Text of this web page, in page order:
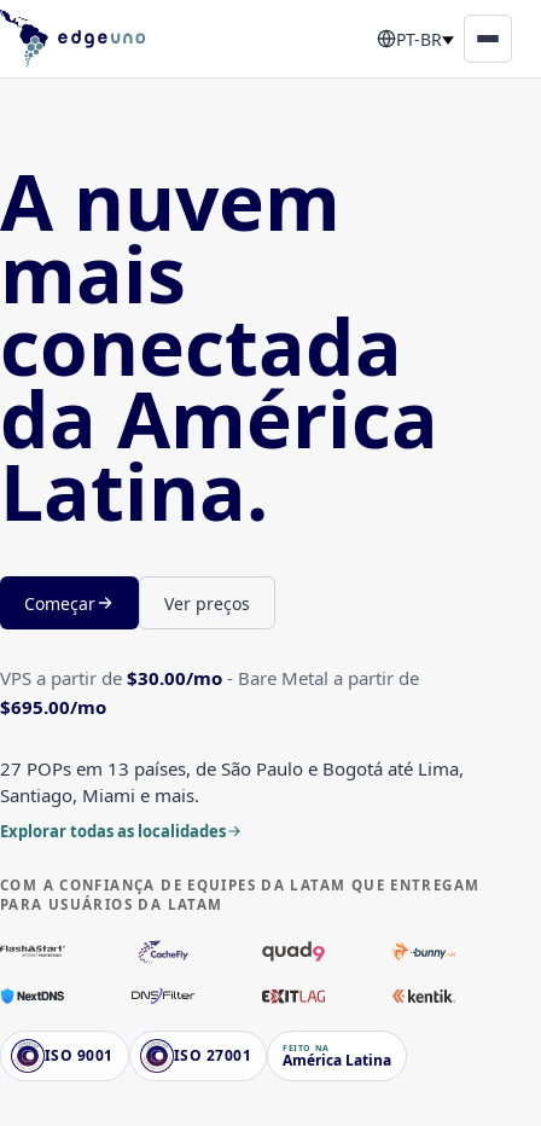
PT-BR
A nuvem
mais
conectada
da América
Latina.
Começar Ver preços
VPS a partir de $30.00/mo - Bare Metal a partir de
$695.00/mo
27 POPs em 13 países, de São Paulo e Bogotá até Lima,
Santiago, Miami e mais.
Explorar todas as localidades
COM A CONFIANÇA DE EQUIPES DA LATAM QUE ENTREGAM
PARA USUÁRIOS DA LATAM
ISO 9001 ISO 27001 FEITO NA
América Latina